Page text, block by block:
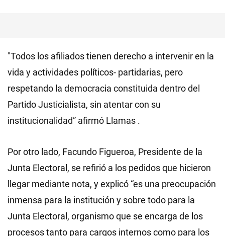
"Todos los afiliados tienen derecho a intervenir en la
vida y actividades políticos- partidarias, pero
respetando la democracia constituida dentro del
Partido Justicialista, sin atentar con su
institucionalidad” afirmó Llamas .
Por otro lado, Facundo Figueroa, Presidente de la
Junta Electoral, se refirió a los pedidos que hicieron
llegar mediante nota, y explicó “es una preocupación
inmensa para la institución y sobre todo para la
Junta Electoral, organismo que se encarga de los
procesos tanto para cargos internos como para los